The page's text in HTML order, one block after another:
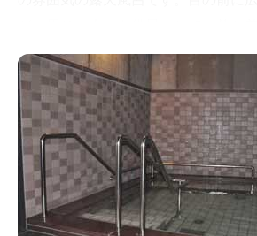
がっています。
※森林の湯と石庭の湯の２つのゾー
と（毎週日曜日の開館時）に男湯と
す。それぞれの色調と雰囲気には特
なる景色をお楽しみいただけます。